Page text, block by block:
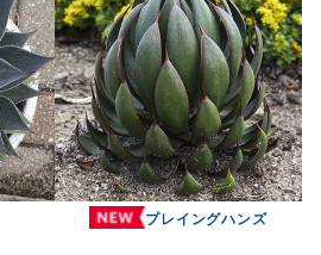
プレイングハンズ